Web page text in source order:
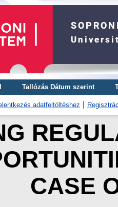
Tallózás Dátum szerint
adatfeltöltéshez
CASE